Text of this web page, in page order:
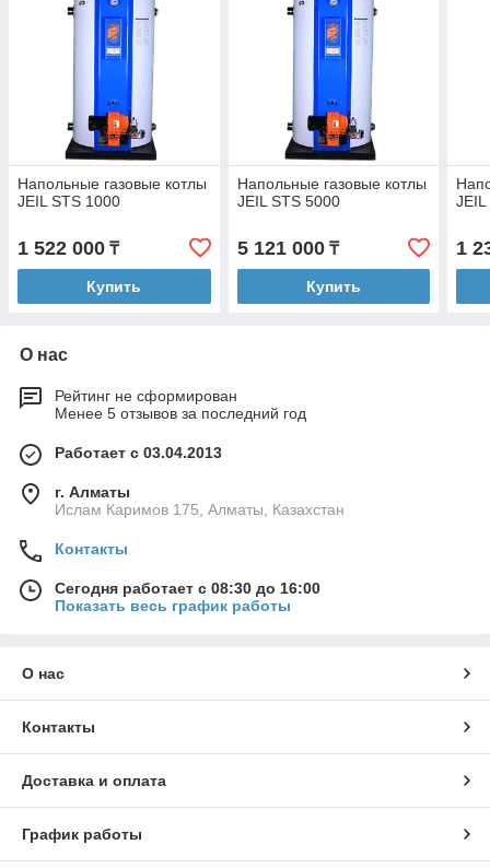
Напольные газовые котлы
JEIL STS 1000
1 522 000 ₸
Купить
Напольные газовые котлы
JEIL STS 5000
5 121 000₸
Купить
1
О нас
Рейтинг не сформирован
Менее 5 отзывов за последний год
Работает с 03.04.2013
г. Алматы
Ислам Каримов 175, Алматы, Казахстан
Контакты
Сегодня работает с 08:30 до 16:00
Показать весь график работы
О нас
Контакты
Доставка и оплата
График работы